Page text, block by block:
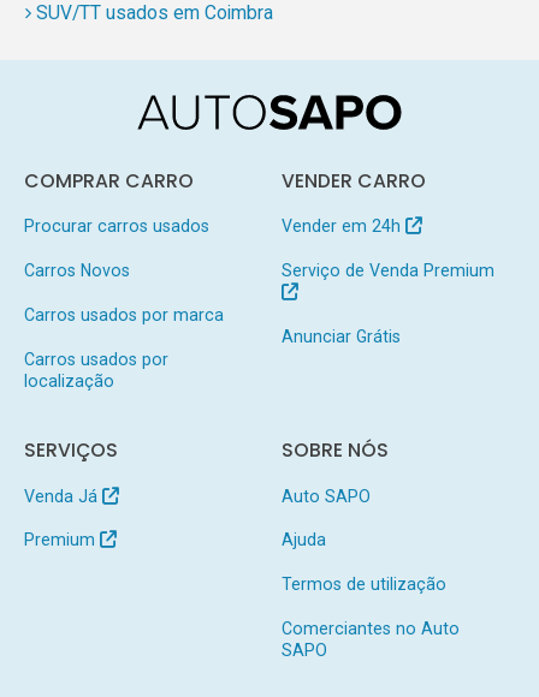
SUV/TT usados em Coimbra
COMPRAR CARRO
Procurar carros usados
Carros Novos
Carros usados por marca
Carros usados por
localização
VENDER CARRO
Vender em 24h
Serviço de Venda Premium
Anunciar Grátis
SERVIÇOS
Venda Já
Premium
SOBRE NÓS
Auto SAPO
Ajuda
Termos de utilização
Comerciantes no Auto
SAPO